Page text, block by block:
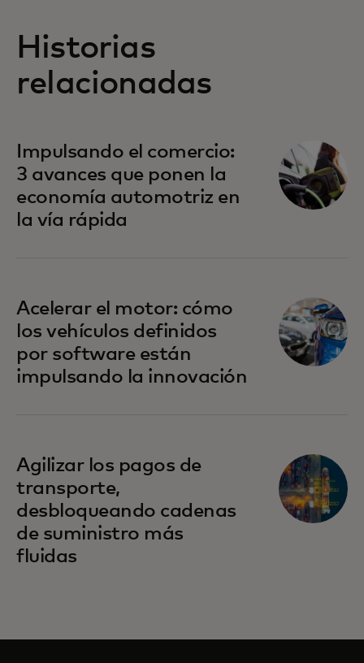
Historias
relacionadas
Impulsando el comercio:
3 avances que ponen la
economía automotriz en
la vía rápida
Acelerar el motor: cómo
los vehículos definidos
por software están
impulsando la innovación
Agilizar los pagos de
transporte,
desbloqueando cadenas
de suministro más
fluidas